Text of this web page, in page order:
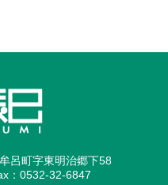
呂町字東明治郷下58
：0532-32-6847